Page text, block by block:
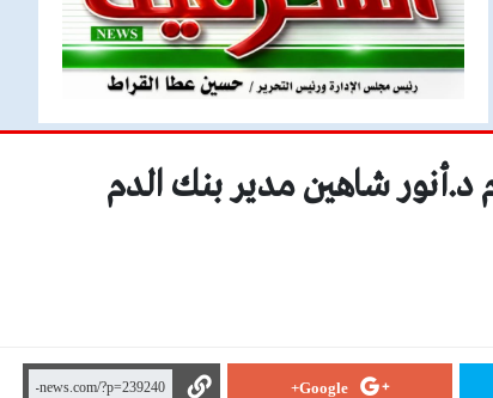
د.أنور شاهين مدير بنك الدم
Google+